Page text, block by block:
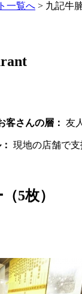
一覧へ > 九記牛
客さんの層： 友
現地の店舗で
（5枚）